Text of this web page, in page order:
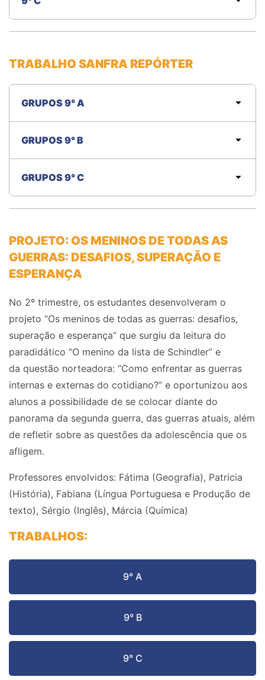
TRABALHO SANFRA REPÓRTER
GRUPOS 9° A
GRUPOS 9° B
GRUPOS 9° C
PROJETO: OS MENINOS DE TODAS AS
GUERRAS: DESAFIOS, SUPERAÇÃO E
ESPERANÇA
No 2º trimestre, os estudantes desenvolveram o
projeto “Os meninos de todas as guerras: desafios,
superação e esperança” que surgiu da leitura do
paradidático “O menino da lista de Schindler” e
da questão norteadora: “Como enfrentar as guerras
internas e externas do cotidiano?” e oportunizou aos
alunos a possibilidade de se colocar diante do
panorama da segunda guerra, das guerras atuais, além
de refletir sobre as questões da adolescência que os
afligem.
Professores envolvidos: Fátima (Geografia), Patricia
(História), Fabiana (Língua Portuguesa e Produção de
texto), Sérgio (Inglês), Márcia (Química)
TRABALHOS:
9° A
9° B
9° C